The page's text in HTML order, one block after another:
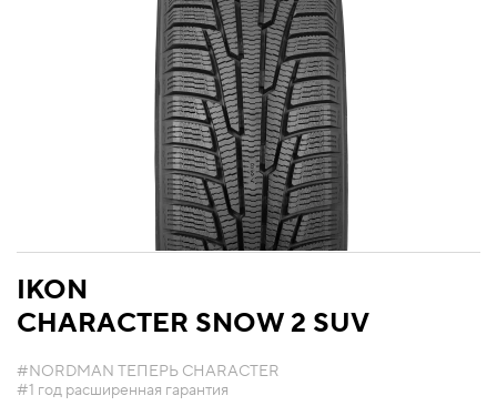
IKON
CHARACTER SNOW 2 SUV
#NORDMAN ТЕПЕРЬ CHARACTER
#1 год расширенная гарантия